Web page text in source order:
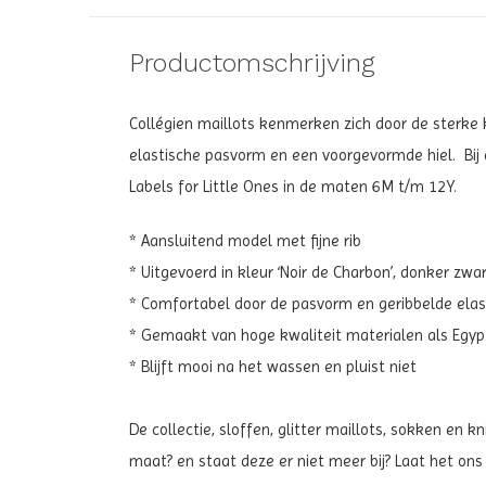
Productomschrijving
Collégien maillots kenmerken zich door de
elastische pasvorm en een voorgevormde hiel.
Labels for Little Ones in de maten 6M t/m 12Y.
* Aansluitend model met fijne rib
* Uitgevoerd in kleur ‘Noir de Charbon’, donker
* Comfortabel door de pasvorm en geribbelde
* Gemaakt van hoge kwaliteit materialen als
* Blijft mooi na het wassen en pluist niet
De collectie, sloffen, glitter maillots, sokken en
maat? en staat deze er niet meer bij? Laat het